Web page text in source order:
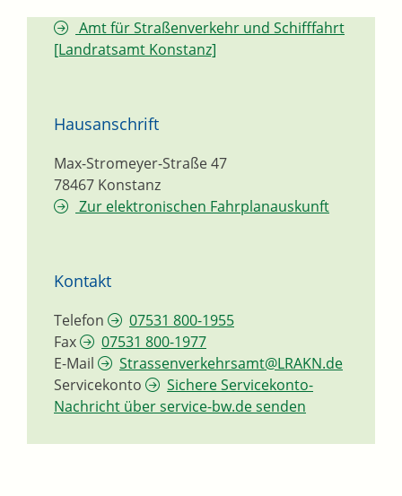
Amt für Straßenverkehr und Schifffahrt
[Landratsamt Konstanz]
Hausanschrift
Max-Stromeyer-Straße 47
78467 Konstanz
Zur elektronischen Fahrplanauskunft
Kontakt
Telefon
07531 800-1955
Fax
07531 800-1977
E-Mail
Strassenverkehrsamt@LRAKN.de
Servicekonto
Sichere Servicekonto-
Nachricht über service-bw.de senden